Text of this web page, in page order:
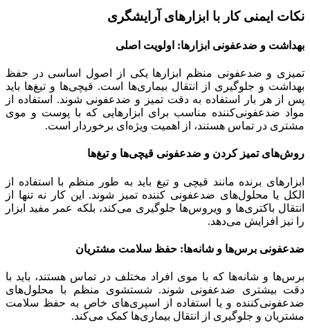
نکات ایمنی کار با ابزارهای آرایشگری
بهداشت و ضدعفونی ابزارها: اولویت اصلی
تمیزی و ضدعفونی منظم ابزارها یکی از اصول اساسی در حفظ
بهداشت و جلوگیری از انتقال بیماری‌ها است. قیچی‌ها و تیغ‌ها باید
پس از هر بار استفاده به دقت تمیز و ضدعفونی شوند. استفاده از
مواد ضدعفونی‌کننده مناسب برای ابزارهایی که با پوست و موی
مشتری در تماس هستند، از اهمیت ویژه‌ای برخوردار است.
روش‌های تمیز کردن و ضدعفونی قیچی‌ها و تیغ‌ها
ابزارهای برنده مانند قیچی و تیغ باید به طور منظم با استفاده از
الکل یا محلول‌های ضدعفونی کننده تمیز شوند. این کار نه تنها از
انتقال باکتری‌ها و ویروس‌ها جلوگیری می‌کند، بلکه عمر مفید ابزار
را نیز افزایش می‌دهد.
ضدعفونی برس‌ها و شانه‌ها: حفظ سلامت مشتریان
برس‌ها و شانه‌ها که با موی افراد مختلف در تماس هستند، باید با
دقت بیشتری ضدعفونی شوند. شستشوی منظم با محلول‌های
ضدعفونی‌کننده و یا استفاده از اسپری‌های خاص به حفظ سلامت
مشتریان و جلوگیری از انتقال بیماری‌ها کمک می‌کند.